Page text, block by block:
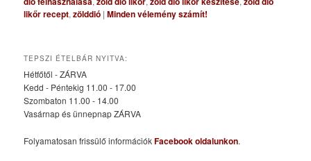
likőr recept,zölddió |Minden vélemény számít!
TEPSZI ÉTELBÁR NYITVA:
Hétfőtől - ZÁRVA
Kedd - Péntekig 11.00 - 17.00
Szombaton 11.00 - 14.00
Vasárnap és ünnepnap ZÁRVA
Folyamatosan frissülő információkFacebook oldalunkon.